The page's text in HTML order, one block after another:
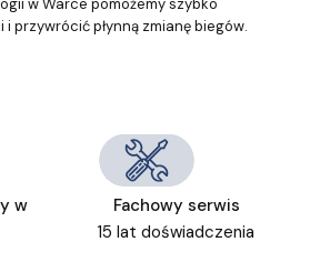
w Warce pomożemy szybko
przywrócić płynną zmianę biegów.
w
Fachowy serwis
15 lat doświadczenia